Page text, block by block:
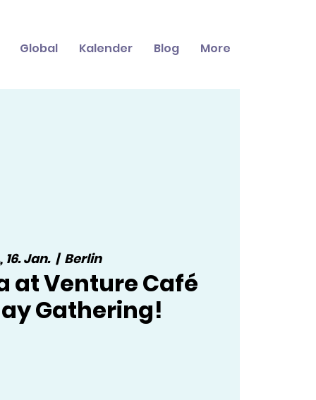
Global Kalender Blog More
16. Jan.
  |
Berlin
at Venture Café
Gathering!